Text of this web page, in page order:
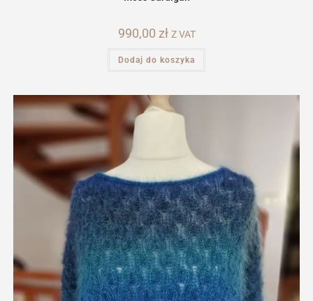
990,00 zł Z VAT
Dodaj do koszyka